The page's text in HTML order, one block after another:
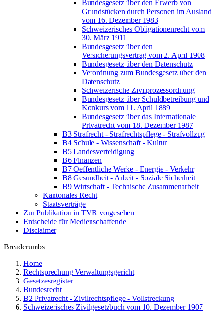
Bundesgesetz über den Erwerb von
Grundstücken durch Personen im Ausland
vom 16. Dezember 1983
Schweizerisches Obligationenrecht vom
30. März 1911
Bundesgesetz über den
Versicherungsvertrag vom 2. April 1908
Bundesgesetz über den Datenschutz
Verordnung zum Bundesgesetz über den
Datenschutz
Schweizerische Zivilprozessordnung
Bundesgesetz über Schuldbetreibung und
Konkurs vom 11. April 1889
Bundesgesetz über das Internationale
Privatrecht vom 18. Dezember 1987
B3 Strafrecht - Strafrechtspflege - Strafvollzug
B4 Schule - Wissenschaft - Kultur
B5 Landesverteidigung
B6 Finanzen
B7 Oeffentliche Werke - Energie - Verkehr
B8 Gesundheit - Arbeit - Soziale Sicherheit
B9 Wirtschaft - Technische Zusammenarbeit
Kantonales Recht
Staatsverträge
Zur Publikation in TVR vorgesehen
Entscheide für Medienschaffende
Disclaimer
Breadcrumbs
Home
Rechtsprechung Verwaltungsgericht
Gesetzesregister
Bundesrecht
B2 Privatrecht - Zivilrechtspflege - Vollstreckung
Schweizerisches Zivilgesetzbuch vom 10. Dezember 1907